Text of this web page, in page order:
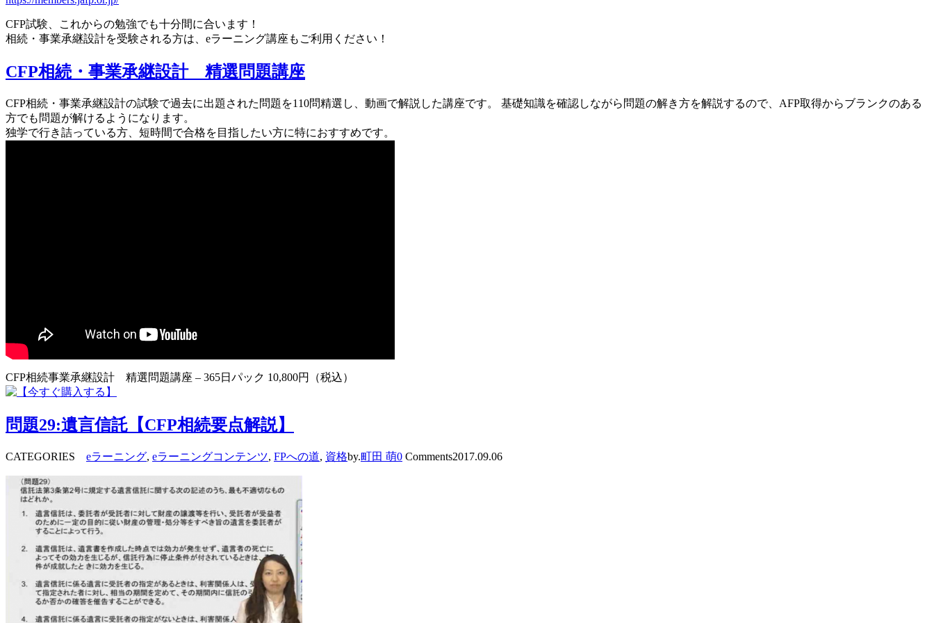
CFP試験、これからの勉強でも十分間に合います！
相続・事業承継設計を受験される方は、eラーニング講座もご利用ください！
CFP相続・事業承継設計 精選問題講座
CFP相続・事業承継設計の試験で過去に出題された問題を110問精選し、動画で解説した講座です。 基礎知識を確認しながら問題の解き方を解説するので、AFP取得からブランクのある
方でも問題が解けるようになります。
独学で行き詰っている方、短時間で合格を目指したい方に特におすすめです。
CFP相続事業承継設計 精選問題講座 – 365日パック 10,800円（税込）
問題29:遺言信託【CFP相続要点解説】
CATEGORIES eラーニング, eラーニングコンテンツ, FPへの道, 資格by.町田 萌0 Comments2017.09.06